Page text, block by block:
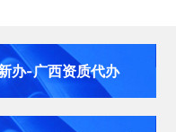
办-广西资质代办